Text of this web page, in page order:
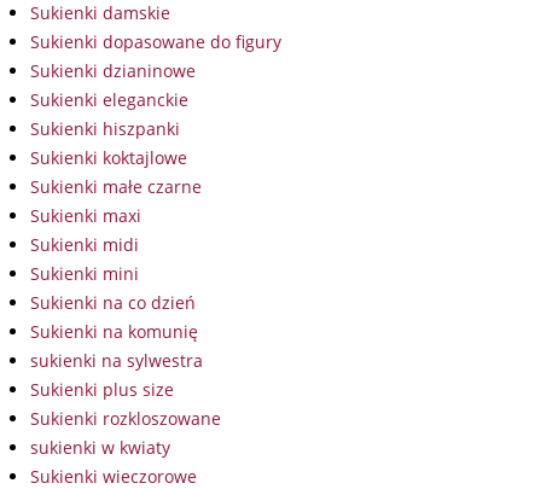
Sukienki damskie
Sukienki dopasowane do figury
Sukienki dzianinowe
Sukienki eleganckie
Sukienki hiszpanki
Sukienki koktajlowe
Sukienki małe czarne
Sukienki maxi
Sukienki midi
Sukienki mini
Sukienki na co dzień
Sukienki na komunię
sukienki na sylwestra
Sukienki plus size
Sukienki rozkloszowane
sukienki w kwiaty
Sukienki wieczorowe